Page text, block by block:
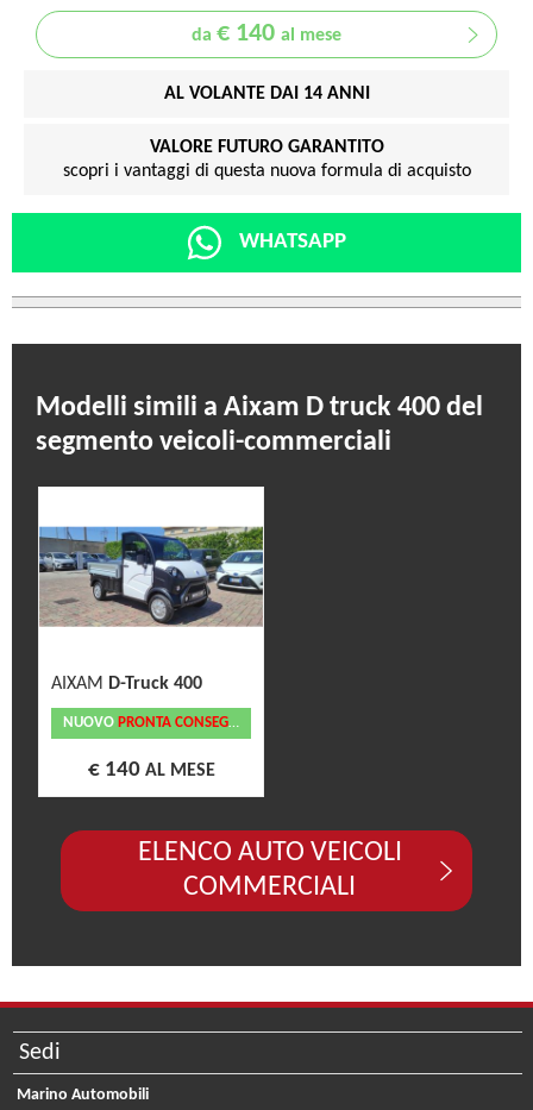
da € 140 al mese
AL VOLANTE DAI 14 ANNI
VALORE FUTURO GARANTITO
scopri i vantaggi di questa nuova formula di acquisto
WHATSAPP
Modelli simili a Aixam D truck 400 del
segmento veicoli-commerciali
AIXAM D-Truck 400
NUOVO PRONTA CONSEGNA
€ 140 AL MESE
ELENCO AUTO VEICOLI
COMMERCIALI
Sedi
Marino Automobili